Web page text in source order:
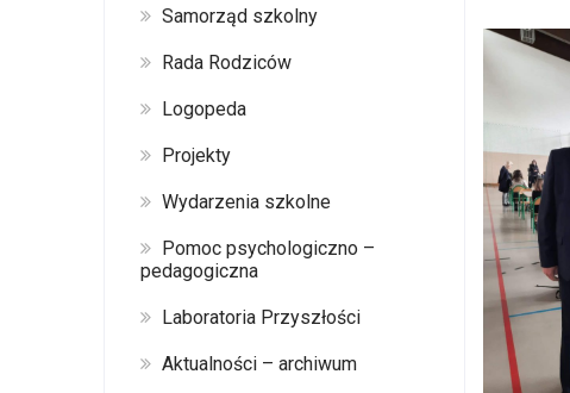
Samorząd szkolny
Rada Rodziców
Logopeda
Projekty
Wydarzenia szkolne
Pomoc psychologiczno –
pedagogiczna
Laboratoria Przyszłości
Aktualności – archiwum